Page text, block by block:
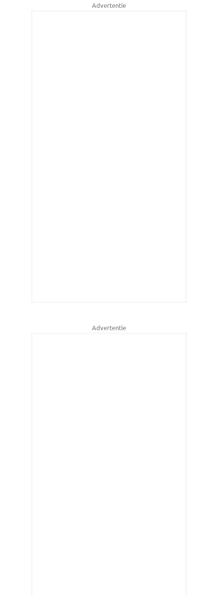
Advertentie
Advertentie